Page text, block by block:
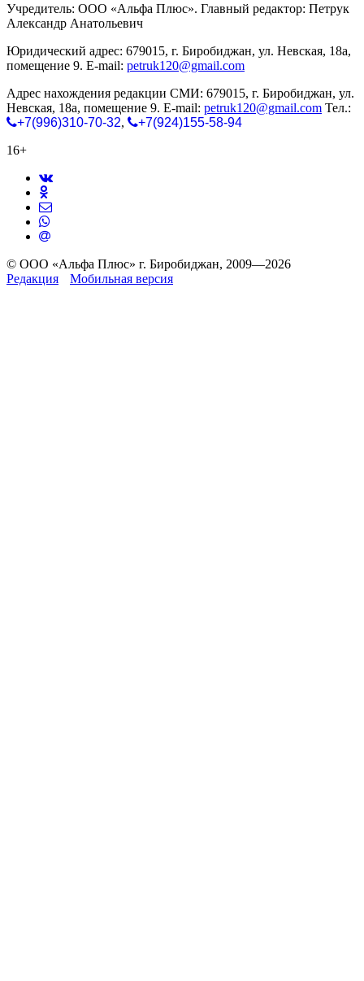
Учредитель: ООО «Альфа Плюс». Главный редактор: Петрук
Александр Анатольевич
Юридический адрес: 679015, г. Биробиджан, ул. Невская, 18а,
помещение 9. E-mail: petruk120@gmail.com
Адрес нахождения редакции СМИ: 679015, г. Биробиджан, ул.
Невская, 18а, помещение 9. E-mail: petruk120@gmail.com Тел.:
+7(996)310-70-32,
+7(924)155-58-94
16+
© ООО «Альфа Плюс» г. Биробиджан, 2009—2026
Редакция
Мобильная версия